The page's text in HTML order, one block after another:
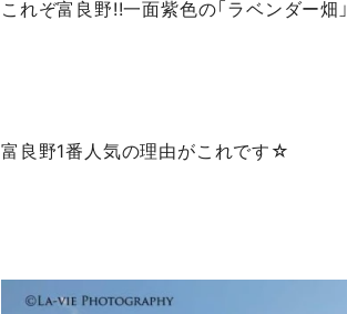
これぞ富良野!!一面紫色の「ラベンダー畑」
富良野1番人気の理由がこれです☆